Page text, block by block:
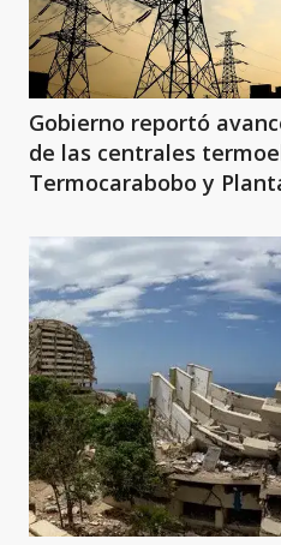
Gobierno reportó
de las centrales
Termocarabobo y